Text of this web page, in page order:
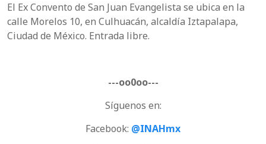
El Ex Convento de San Juan Evangelista se ubica en la
calle Morelos 10, en Culhuacán, alcaldía Iztapalapa,
Ciudad de México. Entrada libre.
---oo0oo---
Síguenos en:
Facebook: @INAHmx